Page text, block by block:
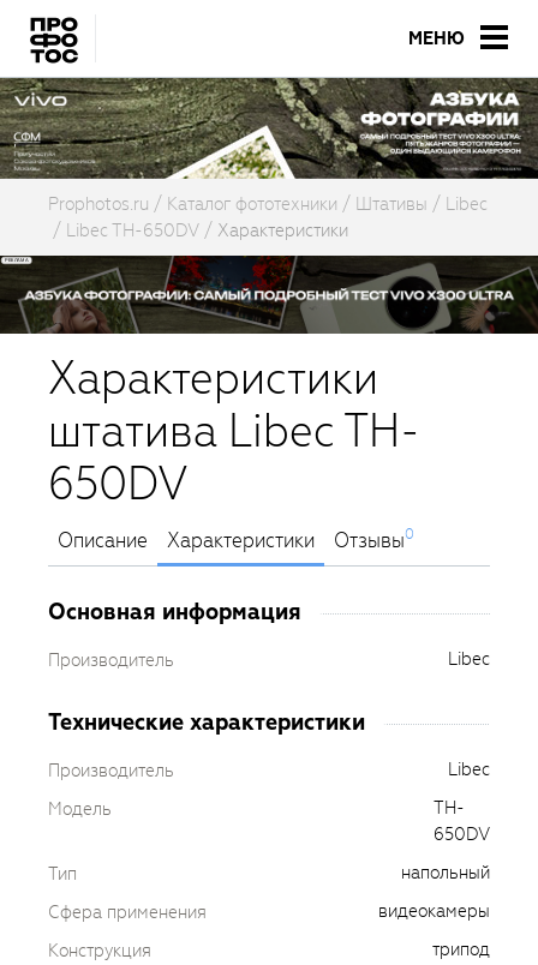
МЕНЮ
Prophotos.ru Каталог фототехники Штативы
Libec
Libec TH-650DV
Характеристики
Характеристики
штатива Libec TH-
650DV
Описание Характеристики Отзывы0
Основная информация
Производитель Libec
Технические характеристики
Производитель
Libec
Модель
TH-
650DV
Тип
напольный
Сфера применения
видеокамеры
Конструкция
трипод